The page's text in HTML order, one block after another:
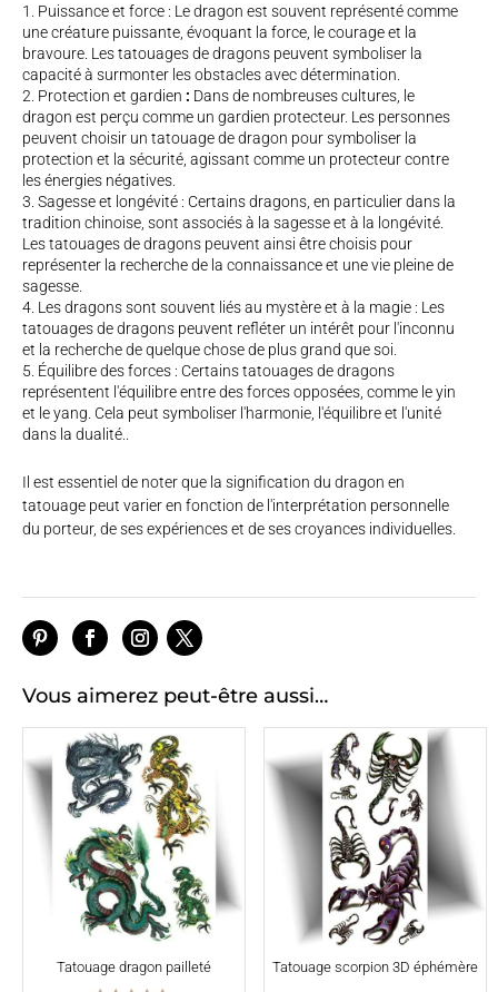
Puissance et force : Le dragon est souvent représenté comme
une créature puissante, évoquant la force, le courage et la
bravoure. Les tatouages de dragons peuvent symboliser la
capacité à surmonter les obstacles avec détermination.
Protection et gardien : Dans de nombreuses cultures, le
dragon est perçu comme un gardien protecteur. Les personnes
peuvent choisir un tatouage de dragon pour symboliser la
protection et la sécurité, agissant comme un protecteur contre
les énergies négatives.
Sagesse et longévité : Certains dragons, en particulier dans la
tradition chinoise, sont associés à la sagesse et à la longévité.
Les tatouages de dragons peuvent ainsi être choisis pour
représenter la recherche de la connaissance et une vie pleine de
sagesse.
Les dragons sont souvent liés au mystère et à la magie : Les
tatouages de dragons peuvent refléter un intérêt pour l'inconnu
et la recherche de quelque chose de plus grand que soi.
Équilibre des forces : Certains tatouages de dragons
représentent l'équilibre entre des forces opposées, comme le yin
et le yang. Cela peut symboliser l'harmonie, l'équilibre et l'unité
dans la dualité..
Il est essentiel de noter que la signification du dragon en
tatouage peut varier en fonction de l'interprétation personnelle
du porteur, de ses expériences et de ses croyances individuelles.
Vous aimerez peut-être aussi…
Tatouage dragon pailleté Tatouage scorpion 3D éphémère